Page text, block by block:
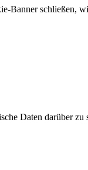
Banner schließen,
Daten darüber zu